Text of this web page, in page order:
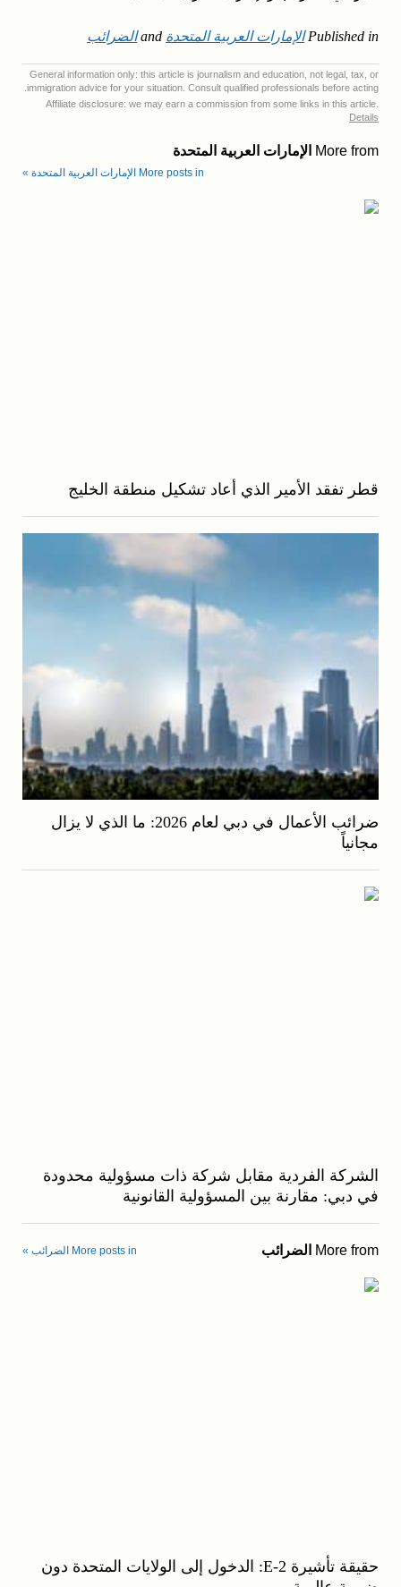
Published in الإمارات العربية المتحدة الضرائب
General information only: this article is journalism and education, not legal, tax, or
immigration advice for your situation. Consult qualified professionals before acting.
Affiliate disclosure: we may earn a commission from some links in this article.
Details
More from الإمارات العربية المتحدة
More posts in الإمارات العربية المتحدة »
قطر تفقد الأمير الذي أعاد تشكيل منطقة الخليج
ضرائب الأعمال في دبي لعام 2026: ما الذي لا يزال
مجانياً
الشركة الفردية مقابل شركة ذات مسؤولية محدودة
في دبي: مقارنة بين المسؤولية القانونية
More from الضرائب More posts in الضرائب »
حقيقة تأشيرة E-2: الدخول إلى الولايات المتحدة دون